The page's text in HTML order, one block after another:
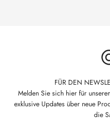
FÜR DEN
Melden Sie sich hier für
exklusive Updates über neue
die